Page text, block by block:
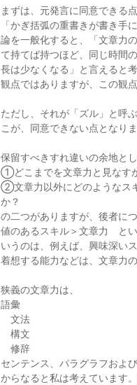
まずは、元発言に同意できる
「かぎ括弧の重書きが書き手
論を一般化すると、「文章力
て持てば持つほど、同じ時間
長は少なくなる」と言えると
観点ではありますが、この観
ただし、それが「ズル」と呼
こが、同意できない点となりま
保留すべきすれ違いの余地とし
①どこまでを文章力と見なす
②文章力以外にどのようなス
か？
の二つがありますが、後者に
値のあるスキル＞文章力 と
いうのは、例えば、興味深い
着想する能力などは、文章力
狭義の文章力は、
語彙
文法
構文
修辞
センテンス、パラグラフおよ
からなると私は考えています